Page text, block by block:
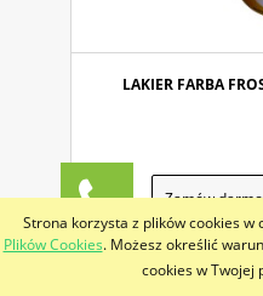
Strona korzysta z plików cookies w
Plików Cookies. Możesz określić
cookies w Twojej
LAKIER FARBA
57,00 ZŁ 60,00 zł
(netto:46,34 ZŁ 48,78 Zł )
Zamów